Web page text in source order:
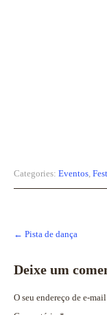
Categories: Eventos
navigation
← Pista de dança
Deixe um
O seu endereço de e-